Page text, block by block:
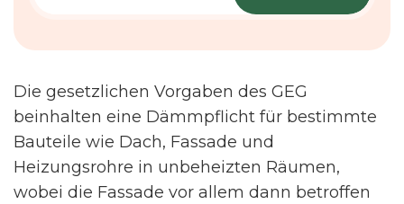
Die gesetzlichen Vorgaben des GEG
beinhalten eine Dämmpflicht für bestimmte
Bauteile wie Dach, Fassade und
Heizungsrohre in unbeheizten Räumen,
wobei die Fassade vor allem dann betroffen